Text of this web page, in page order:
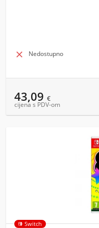
 Nedostupno
43,09 €
cijena s PDV-om
Switch